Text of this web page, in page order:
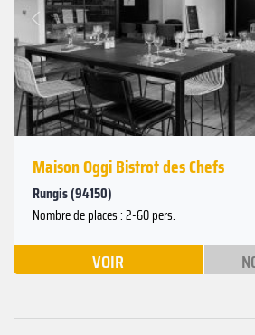
Précédent
Maison Oggi Bistrot des Chefs
Rungis (94150)
Nombre de places : 2-60 pers.
VOIR